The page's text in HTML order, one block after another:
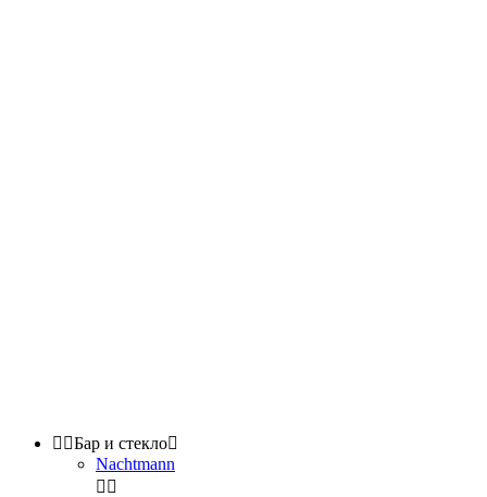
 Бар и стекло
Nachtmann
 